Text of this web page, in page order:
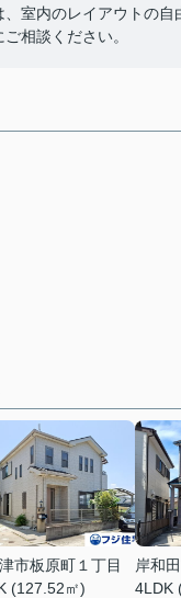
室内のレイアウトの
相談ください。
市板原町１丁目
(127.52㎡)
岸和
4LDK